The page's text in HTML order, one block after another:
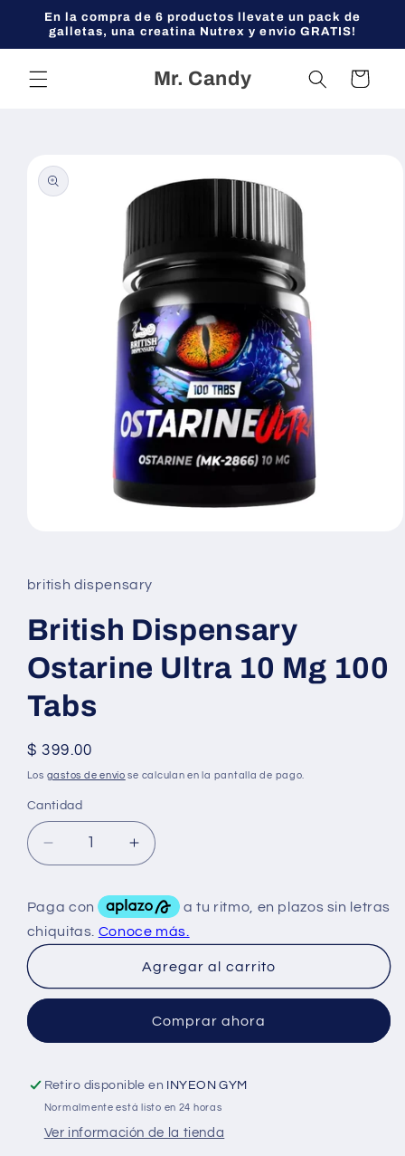
directamente
al contenido
En la compra de 6 productos llevate un pack de
galletas, una creatina Nutrex y envio GRATIS!
Mr. Candy Carrito
información
1
en
ventana
modal
british dispensary
British Dispensary
Ostarine Ultra 10 Mg 100
Tabs
Precio
habitual
$ 399.00
Los gastos de envío se calculan en la pantalla de pago.
Cantidad
Reducir
cantidad
British
Dispensary
Ostarine
10
Aumentar
cantidad
para
British
Dispensary
Ostarine
Ultra
10
100
Agregar al carrito
Comprar ahora
Retiro disponible en INYEON GYM
Normalmente está listo en 24 horas
Ver información de la tienda